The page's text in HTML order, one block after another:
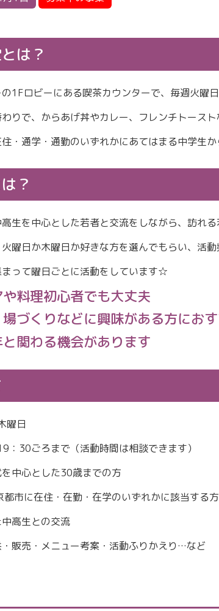
は？
1Fロビーにある喫茶カウンターで、毎週火曜
りで、からあげ丼やカレー、フレンチトースト
・通学・通勤のいずれかにあてはまる中学生か
？
生を中心とした若者と交流をしながら、訪れ
曜日か木曜日か好きな方を選んでもらい、活
って曜日ごとに活動をしています☆
料理初心者でも大丈夫
づくりなどに興味がある方にお
関わる機会があります
曜日
ろまで（活動時間は相談できます）
中心とした30歳までの方
住・在勤・在学のいずれかに該当する方
高生との交流
メニュー考案・活動ふりかえり…など